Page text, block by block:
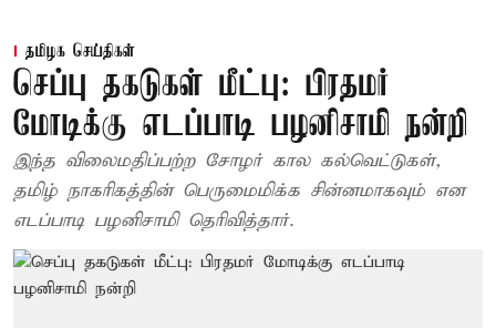
தமிழக செய்திகள்
செப்பு தகடுகள் மீட்பு: பிரதமர்
மோடிக்கு எடப்பாடி பழனிசாமி நன்றி
இந்த விலைமதிப்பற்ற சோழர் கால கல்வெட்டுகள்,
தமிழ் நாகரிகத்தின் பெருமைமிக்க சின்னமாகவும் என
எடப்பாடி பழனிசாமி தெரிவித்தார்.